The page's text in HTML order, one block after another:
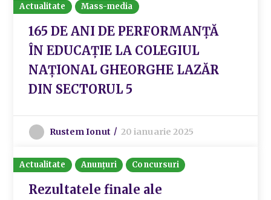
Actualitate Mass-media
165 DE ANI DE PERFORMANȚĂ
ÎN EDUCAȚIE LA COLEGIUL
NAȚIONAL GHEORGHE LAZĂR
DIN SECTORUL 5
Rustem Ionut 20 ianuarie 2025
Actualitate Anunțuri Concursuri
Rezultatele finale ale